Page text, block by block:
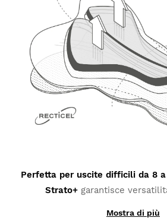
Perfetta per uscite difficili da 8 a
Strato+garantisce
vestibilità a livello
Mostra di più